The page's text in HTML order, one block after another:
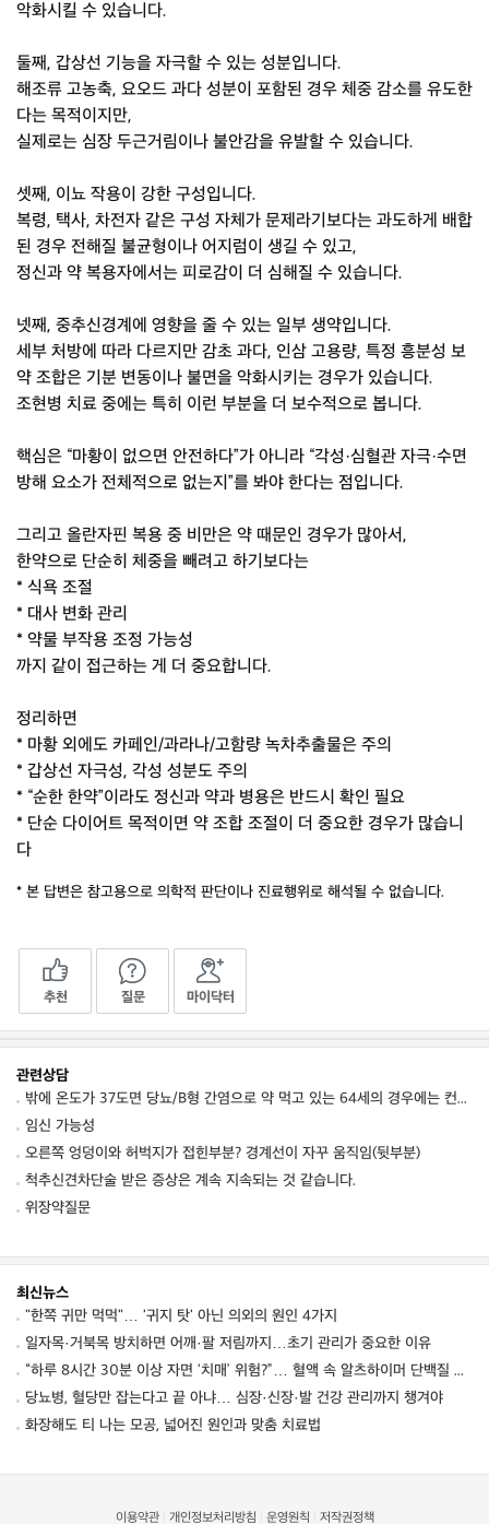
악화시킬 수 있습니다.
둘째, 갑상선 기능을 자극할 수 있는 성분입니다.
해조류 고농축, 요오드 과다 성분이 포함된 경우 체중 감소를 유도한
다는 목적이지만,
실제로는 심장 두근거림이나 불안감을 유발할 수 있습니다.
셋째, 이뇨 작용이 강한 구성입니다.
복령, 택사, 차전자 같은 구성 자체가 문제라기보다는 과도하게 배합
된 경우 전해질 불균형이나 어지럼이 생길 수 있고,
정신과 약 복용자에서는 피로감이 더 심해질 수 있습니다.
넷째, 중추신경계에 영향을 줄 수 있는 일부 생약입니다.
세부 처방에 따라 다르지만 감초 과다, 인삼 고용량, 특정 흥분성 보
약 조합은 기분 변동이나 불면을 악화시키는 경우가 있습니다.
조현병 치료 중에는 특히 이런 부분을 더 보수적으로 봅니다.
핵심은 “마황이 없으면 안전하다”가 아니라 “각성·심혈관 자극·수면
방해 요소가 전체적으로 없는지”를 봐야 한다는 점입니다.
그리고 올란자핀 복용 중 비만은 약 때문인 경우가 많아서,
한약으로 단순히 체중을 빼려고 하기보다는
* 식욕 조절
* 대사 변화 관리
* 약물 부작용 조정 가능성
까지 같이 접근하는 게 더 중요합니다.
정리하면
* 마황 외에도 카페인/과라나/고함량 녹차추출물은 주의
* 갑상선 자극성, 각성 성분도 주의
* “순한 한약”이라도 정신과 약과 병용은 반드시 확인 필요
* 단순 다이어트 목적이면 약 조합 조절이 더 중요한 경우가 많습니
다
* 본 답변은 참고용으로 의학적 판단이나 진료행위로 해석될 수 없습니다.
추천 질문 마이닥터
관련상담
밖에 온도가 37도면 당뇨/B형 간염으로 약 먹고 있는 64세의 경우에는 컨디션 저하를 동
임신 가능성
오른쪽 엉덩이와 허벅지가 접힌부분? 경계선이 자꾸 움직임(뒷부분)
척추신견차단술 받은 증상은 계속 지속되는 것 같습니다.
위장약질문
최신뉴스
"한쪽 귀만 먹먹"… '귀지 탓' 아닌 의외의 원인 4가지
일자목·거북목 방치하면 어깨·팔 저림까지…초기 관리가 중요한 이유
“하루 8시간 30분 이상 자면 ‘치매’ 위험?”… 혈액 속 알츠하이머 단백질 늘었다
당뇨병, 혈당만 잡는다고 끝 아냐… 심장·신장·발 건강 관리까지 챙겨야
화장해도 티 나는 모공, 넓어진 원인과 맞춤 치료법
이용약관 개인정보처리방침 운영원칙 저작권정책